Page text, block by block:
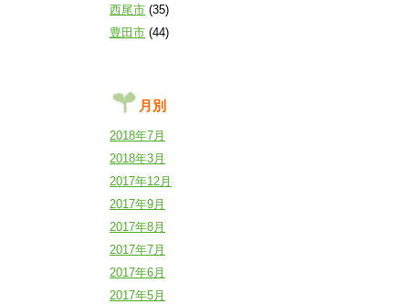
西尾市 (35)
豊田市 (44)
月別
2018年7月
2018年3月
2017年12月
2017年9月
2017年8月
2017年7月
2017年6月
2017年5月